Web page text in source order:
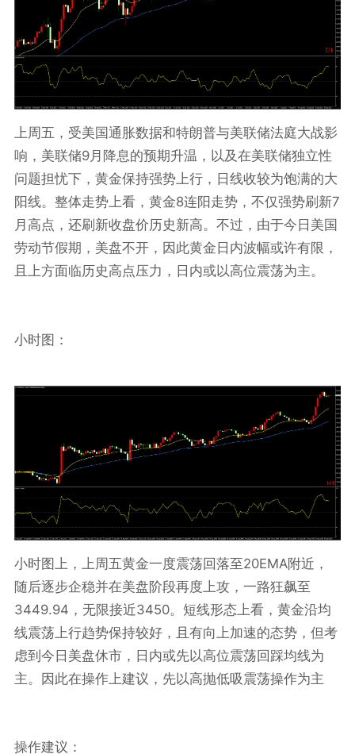
上周五，受美国通胀数据和特朗普与美联储法庭大战影
响，美联储9月降息的预期升温，以及在美联储独立性
问题担忧下，黄金保持强势上行，日线收较为饱满的大
阳线。整体走势上看，黄金8连阳走势，不仅强势刷新7
月高点，还刷新收盘价历史新高。不过，由于今日美国
劳动节假期，美盘不开，因此黄金日内波幅或许有限，
且上方面临历史高点压力，日内或以高位震荡为主。
小时图：
小时图上，上周五黄金一度震荡回落至20EMA附近，
随后逐步企稳并在美盘阶段再度上攻，一路狂飙至
3449.94 ，无限接近3450。短线形态上看，黄金沿均
线震荡上行趋势保持较好，且有向上加速的态势，但考
虑到今日美盘休市，日内或先以高位震荡回踩均线为
主。因此在操作上建议，先以高抛低吸震荡操作为主
操作建议：